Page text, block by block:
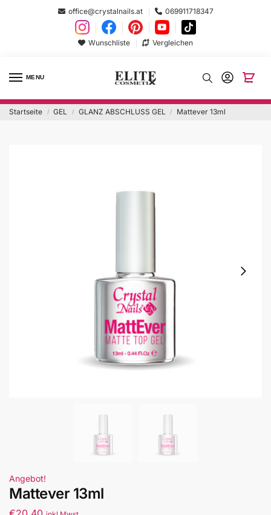
office@crystalnails.at 069911718347
Wunschliste Vergleichen
MENU
Startseite / GEL / GLANZ ABSCHLUSS GEL / Mattever 13ml
Angebot!
Mattever 13ml